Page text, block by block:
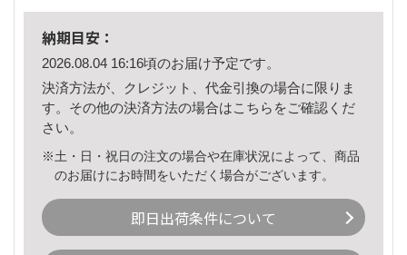
納期目安：
2026.08.04 16:16頃のお届け予定です。
決済方法が、クレジット、代金引換の場合に限りま
す。その他の決済方法の場合はこちら をご確認くだ
さい。
※土・日・祝日の注文の場合や在庫状況によって、商品
のお届けにお時間をいただく場合がございます。
即日出荷条件について